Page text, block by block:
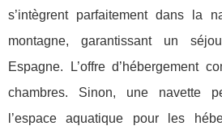
s’intègrent parfaitement dans la
montagne, garantissant un
Espagne. L’offre d’hébergement
chambres. Sinon, une navette
l’espace aquatique pour les